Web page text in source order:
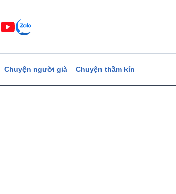
Chuyện người già Chuyện thầm kín